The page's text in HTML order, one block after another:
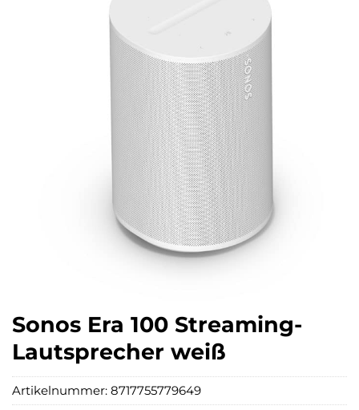
Sonos Era 100 Streaming-
Lautsprecher weiß
Artikelnummer: 8717755779649